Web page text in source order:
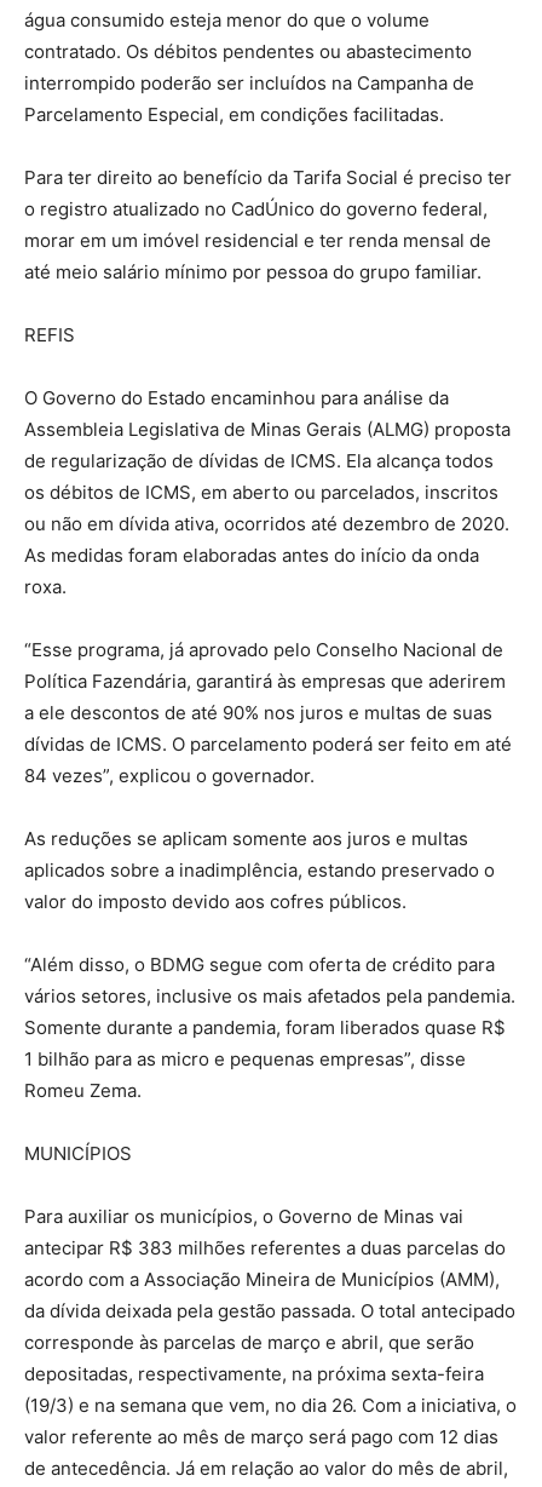
água consumido esteja menor do que o volume
contratado. Os débitos pendentes ou abastecimento
interrompido poderão ser incluídos na Campanha de
Parcelamento Especial, em condições facilitadas.
Para ter direito ao benefício da Tarifa Social é preciso ter
o registro atualizado no CadÚnico do governo federal,
morar em um imóvel residencial e ter renda mensal de
até meio salário mínimo por pessoa do grupo familiar.
REFIS
O Governo do Estado encaminhou para análise da
Assembleia Legislativa de Minas Gerais (ALMG) proposta
de regularização de dívidas de ICMS. Ela alcança todos
os débitos de ICMS, em aberto ou parcelados, inscritos
ou não em dívida ativa, ocorridos até dezembro de 2020.
As medidas foram elaboradas antes do início da onda
roxa.
“Esse programa, já aprovado pelo Conselho Nacional de
Política Fazendária, garantirá às empresas que aderirem
a ele descontos de até 90% nos juros e multas de suas
dívidas de ICMS. O parcelamento poderá ser feito em até
84 vezes”, explicou o governador.
As reduções se aplicam somente aos juros e multas
aplicados sobre a inadimplência, estando preservado o
valor do imposto devido aos cofres públicos.
“Além disso, o BDMG segue com oferta de crédito para
vários setores, inclusive os mais afetados pela pandemia.
Somente durante a pandemia, foram liberados quase R$
1 bilhão para as micro e pequenas empresas”, disse
Romeu Zema.
MUNICÍPIOS
Para auxiliar os municípios, o Governo de Minas vai
antecipar R$ 383 milhões referentes a duas parcelas do
acordo com a Associação Mineira de Municípios (AMM),
da dívida deixada pela gestão passada. O total antecipado
corresponde às parcelas de março e abril, que serão
depositadas, respectivamente, na próxima sexta-feira
(19/3) e na semana que vem, no dia 26. Com a iniciativa, o
valor referente ao mês de março será pago com 12 dias
de antecedência. Já em relação ao valor do mês de abril,